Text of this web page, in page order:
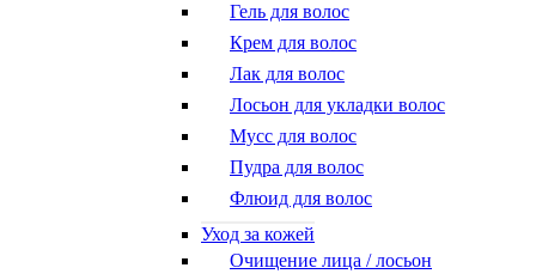
Гель для волос
Крем для волос
Лак для волос
Лосьон для укладки волос
Мусс для волос
Пудра для волос
Флюид для волос
Уход за кожей
Очищение лица / лосьон